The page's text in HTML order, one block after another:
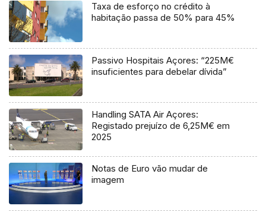
Taxa de esforço no crédito à
habitação passa de 50% para 45%
Passivo Hospitais Açores: “225M€
insuficientes para debelar dívida”
Handling SATA Air Açores:
Registado prejuízo de 6,25M€ em
2025
Notas de Euro vão mudar de
imagem